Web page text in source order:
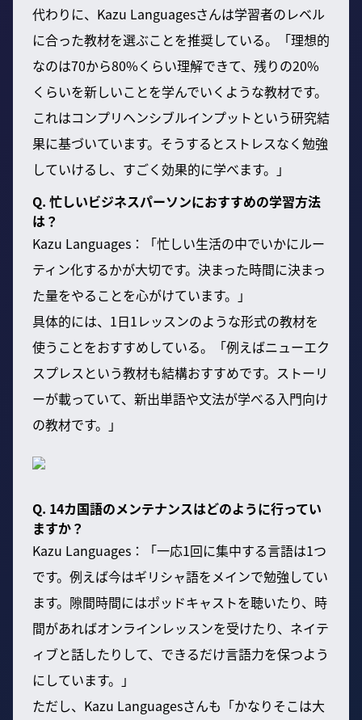
代わりに、Kazu Languagesさんは学習者のレベル
に合った教材を選ぶことを推奨している。「理想的
なのは70から80%くらい理解できて、残りの20%
くらいを新しいことを学んでいくような教材です。
これはコンプリヘンシブルインプットという研究結
果に基づいています。そうするとストレスなく勉強
していけるし、すごく効果的に学べます。」
Q. 忙しいビジネスパーソンにおすすめの学習方法
は？
Kazu Languages：「忙しい生活の中でいかにルー
ティン化するかが大切です。決まった時間に決まっ
た量をやることを心がけています。」
具体的には、1日1レッスンのような形式の教材を
使うことをおすすめしている。「例えばニューエク
スプレスという教材も結構おすすめです。ストーリ
ーが載っていて、新出単語や文法が学べる入門向け
の教材です。」
Q. 14カ国語のメンテナンスはどのように行ってい
ますか？
Kazu Languages：「一応1回に集中する言語は1つ
です。例えば今はギリシャ語をメインで勉強してい
ます。隙間時間にはポッドキャストを聴いたり、時
間があればオンラインレッスンを受けたり、ネイテ
ィブと話したりして、できるだけ言語力を保つよう
にしています。」
ただし、Kazu Languagesさんも「かなりそこは大